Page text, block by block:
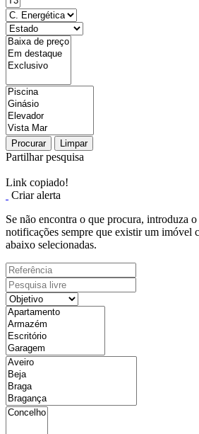
Procurar Limpar
Partilhar pesquisa
Link copiado!
Criar alerta
Se não encontra o que procura, introduza
notificações sempre que existir um imóvel
abaixo selecionadas.